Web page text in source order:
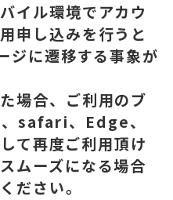
イル環境でアカウ
申し込みを行うと
ジに遷移する事象が
場合、ご利用のブ
safari、Edge、
て再度ご利用頂け
ムーズになる場合
ださい。